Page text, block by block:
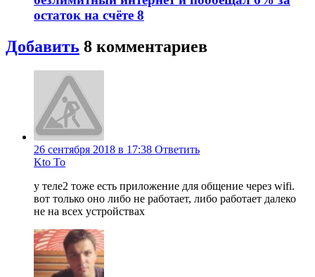
остаток на счёте 8
Добавить 8 комментариев
26 сентября 2018 в 17:38 Ответить
Kto To
у теле2 тоже есть приложение для общение через wifi.
вот только оно либо не работает, либо работает далеко
не на всех устройствах